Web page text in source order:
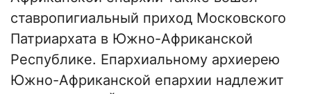
ставропигиальный приход Московского
Патриархата в Южно-Африканской
Республике. Епархиальному архиерею
Южно-Африканской епархии надлежит